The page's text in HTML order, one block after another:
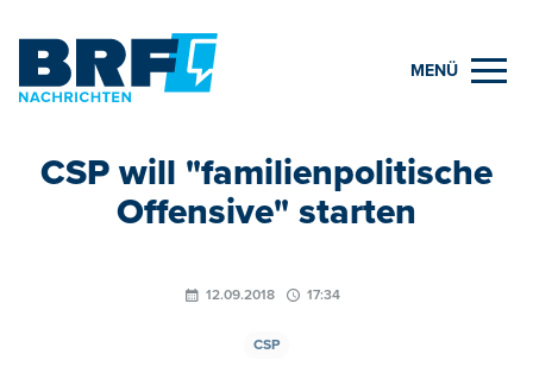
MENÜ
CSP will "familienpolitische
Offensive" starten
12.09.2018 17:34
CSP